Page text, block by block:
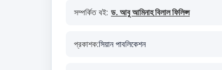
সম্পর্কিত বই: ড. আবু আমিনাহ বিলাল ফিলিপ্স
প্রকাশক:সিয়ান পাবলিকেশন